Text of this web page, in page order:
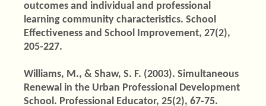
outcomes and individual and professional
learning community characteristics. School
Effectiveness and School Improvement, 27(2),
205-227.
Williams, M., & Shaw, S. F. (2003). Simultaneous
Renewal in the Urban Professional Development
School. Professional Educator, 25(2), 67-75.